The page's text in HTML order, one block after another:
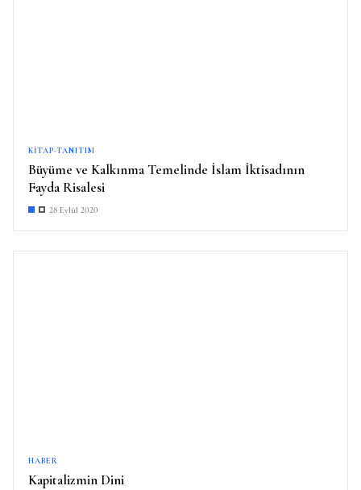
KITAP-TANITIM
Büyüme ve Kalkınma Temelinde İslam İktisadının
Fayda Risalesi
28 Eylül 2020
HABER
Kapitalizmin Dini